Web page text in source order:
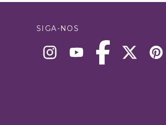
SIGA-NOS